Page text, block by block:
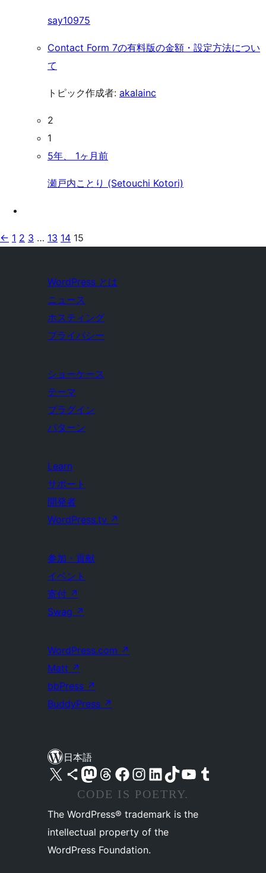
say10975
Contact Form 7の有料版の金額・設定方法につい
て
トピック作成者: akalainc
2
1
5年、 1ヶ月前
瀬戸内ことり (Setouchi Kotori)
← 1 2 3 … 13 14 15
WordPress とは
ニュース
ホスティング
プライバシー
ショーケース
テーマ
プラグイン
パターン
Learn
サポート
開発者
WordPress.tv ↗
参加・貢献
イベント
寄付 ↗
Swag ↗
WordPress.com ↗
Matt ↗
bbPress ↗
BuddyPress ↗
日本語
X (旧 Twitter) アカウントへ Bluesky アカウントへ Mastodon アカウントへ Threads アカウントへ Facebook ページへ Instagram アカウントへ LinkedIn アカウントへTikTok アカウントへ YouTube チャンネルへ Tumblr アカウントへ
CODE IS POETRY.
The WordPress® trademark is the
intellectual property of the
WordPress Foundation.